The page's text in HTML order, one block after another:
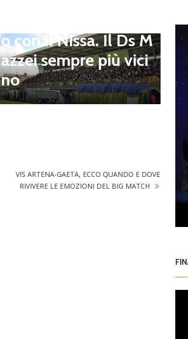
o con il Nissa. Il Ds M
azzei sempre più vici
no
i
VIS ARTENA-GAETA, ECCO QUANDO E DOVE
RIVIVERE LE EMOZIONI DEL BIG MATCH